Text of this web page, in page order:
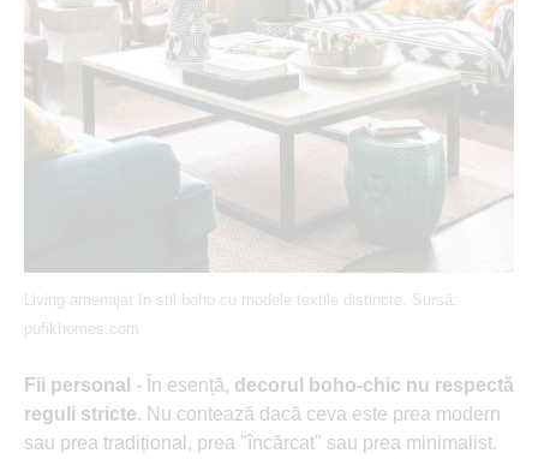
Living amenajat în stil boho cu modele textile distincte. Sursă:
pufikhomes.com
Fii personal - În esență, decorul boho-chic nu respectă
reguli stricte. Nu contează dacă ceva este prea modern
sau prea tradițional, prea "încărcat" sau prea minimalist.